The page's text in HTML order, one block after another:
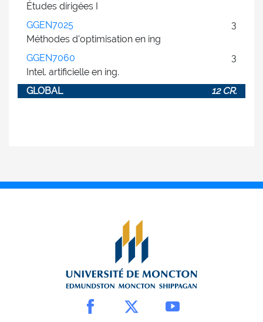
Études dirigées I
GGEN7025
3
Méthodes d'optimisation en ing
GGEN7060
3
Intel. artificielle en ing.
GLOBAL
12 CR.